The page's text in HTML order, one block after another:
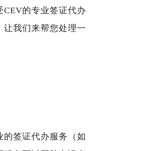
的专业签证代办
我们来帮您处理一
签证代办服务（如